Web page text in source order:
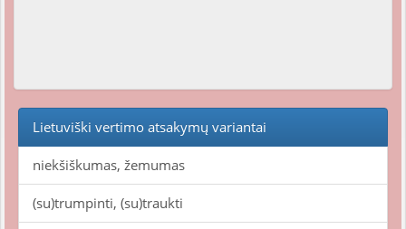
Lietuviški vertimo atsakymų variantai
niekšiškumas, žemumas
(su)trumpinti, (su)traukti